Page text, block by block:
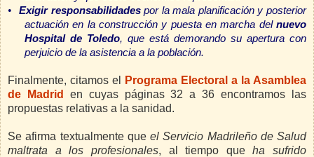
• Exigir responsabilidadespor la mala planificación y posterior
actuación en la construcción y puesta en marcha del nuevo
Hospital de Toledo, que está demorando su apertura con
perjuicio de la asistencia a la población.
Finalmente, citamos el
Programa Electoral a la Asamblea
de Madrid
en cuyas páginas32 a 36 encontramos las
propuestas relativas a la sanidad.
Se afirma textualmente que el Servicio Madrileño de Salud
maltrata a los profesionales, al tiempo queha sufrido